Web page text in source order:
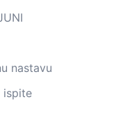
nastavu
ispite